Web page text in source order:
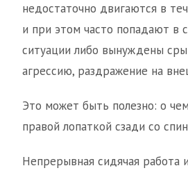
недостаточно двигаются в
и при этом часто попадают в
ситуации либо вынуждены
агрессию, раздражение на
Это может быть полезно: о
правой лопаткой сзади со
Непрерывная сидячая работа